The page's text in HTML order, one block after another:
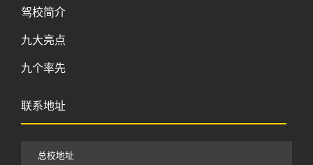
驾校简介
九大亮点
九个率先
联系地址
总校地址